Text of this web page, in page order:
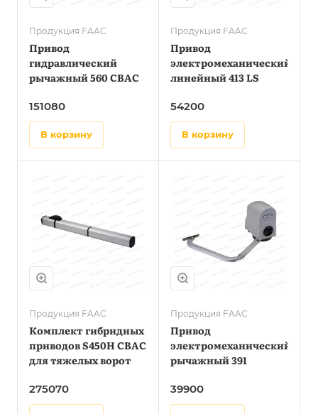
Продукция FAAC
Привод
гидравлический
рычажный 560 CBAC
151080
в корзину
Продукция FAAC
Привод
электромеханический
линейный 413 LS
54200
в корзину
Продукция FAAC
Комплект гибридных
приводов S450H CBAC
для тяжелых ворот
275070
Продукция FAAC
Привод
электромеханический
рычажный 391
39900